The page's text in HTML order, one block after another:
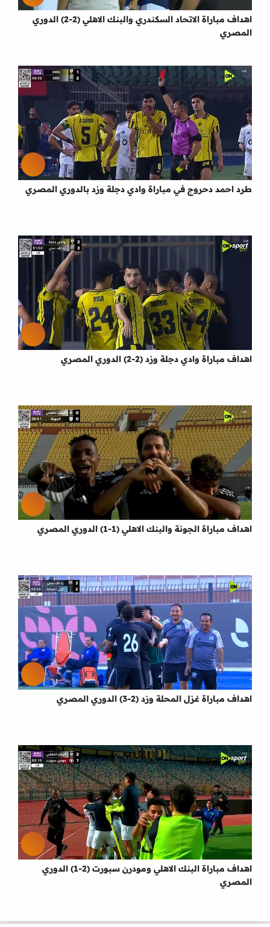
اهداف مباراة الاتحاد السكندري والبنك الاهلي (2-2) الدوري
المصري
طرد احمد دحروج في مباراة وادي دجلة وزد بالدوري المصري
اهداف مباراة وادي دجلة وزد (2-2) الدوري المصري
اهداف مباراة الجونة والبنك الاهلي (1-1) الدوري المصري
اهداف مباراة غزل المحلة وزد (2-3) الدوري المصري
اهداف مباراة البنك الاهلي ومودرن سبورت (2-1) الدوري
المصري